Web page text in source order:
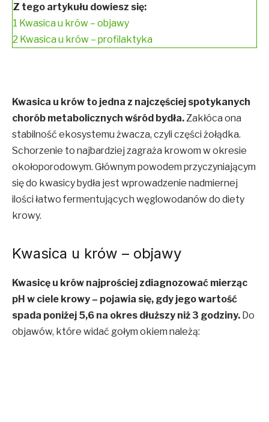
Z tego artykułu dowiesz się:
1 Kwasica u krów – objawy
2 Kwasica u krów – profilaktyka
Kwasica u krów to jedna z najczęściej spotykanych
chorób metabolicznych wśród bydła.Zakłóca ona
stabilność ekosystemu żwacza, czyli części żołądka.
Schorzenie to najbardziej zagraża krowom w okresie
okołoporodowym. Głównym powodem przyczyniającym
się do kwasicy bydła jest wprowadzenie nadmiernej
ilości łatwo fermentujących węglowodanów do diety
krowy.
Kwasica u krów – objawy
Kwasicę u krów najprościej zdiagnozować mierząc
pH w ciele krowy – pojawia się, gdy jego wartość
spada poniżej 5,6 na okres dłuższy niż 3 godziny. Do
objawów, które widać gołym okiem należą: